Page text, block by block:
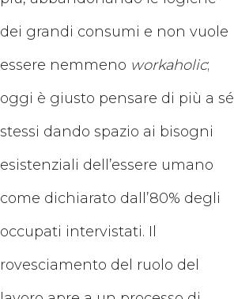
dei grandi consumi e non vuole
essere nemmeno workaholic;
oggi è giusto pensare di più a sé
stessi dando spazio ai bisogni
esistenziali dell’essere umano
come dichiarato dall’80% degli
occupati intervistati. Il
rovesciamento del ruolo del